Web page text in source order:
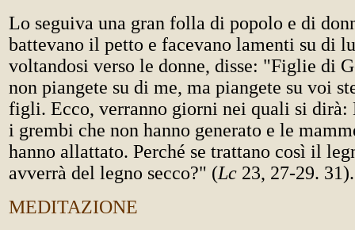
Lo seguiva una gran folla di popolo e di
battevano il petto e facevano lamenti su di
voltandosi verso le donne, disse: "Figlie di
non piangete su di me, ma piangete su voi
figli. Ecco, verranno giorni nei quali si dirà:
i grembi che non hanno generato e le
hanno allattato. Perché se trattano così il
avverrà del legno secco?" (Lc 23, 27-29. 31).
MEDITAZIONE